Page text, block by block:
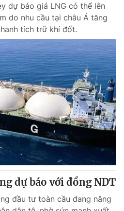
lai
dự báo giá LNG có thể lên
do nhu cầu tại châu Á tăng
tích trữ khí đốt.
dự báo với đồng NDT
đầu tư toàn cầu đang nâng